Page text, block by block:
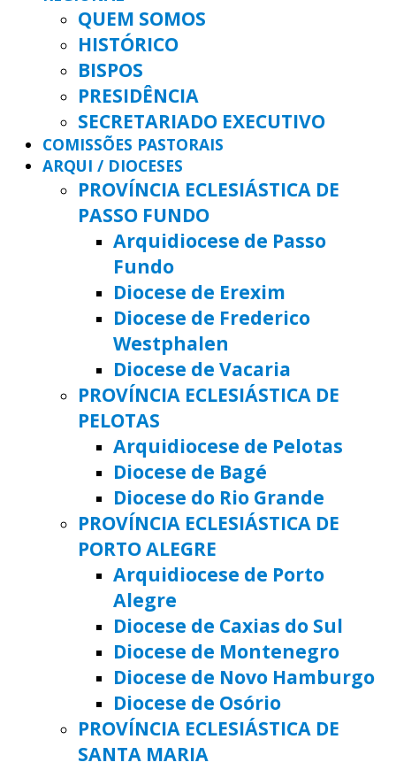
QUEM SOMOS
HISTÓRICO
BISPOS
PRESIDÊNCIA
SECRETARIADO EXECUTIVO
COMISSÕES PASTORAIS
ARQUI / DIOCESES
PROVÍNCIA ECLESIÁSTICA DE
PASSO FUNDO
Arquidiocese de Passo
Fundo
Diocese de Erexim
Diocese de Frederico
Westphalen
Diocese de Vacaria
PROVÍNCIA ECLESIÁSTICA DE
PELOTAS
Arquidiocese de Pelotas
Diocese de Bagé
Diocese do Rio Grande
PROVÍNCIA ECLESIÁSTICA DE
PORTO ALEGRE
Arquidiocese de Porto
Alegre
Diocese de Caxias do Sul
Diocese de Montenegro
Diocese de Novo Hamburgo
Diocese de Osório
PROVÍNCIA ECLESIÁSTICA DE
SANTA MARIA